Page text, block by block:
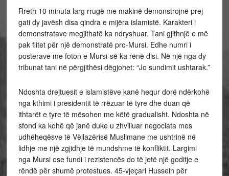
Rreth 10 minuta larg rrugë me makinë demonstrojnë prej
gati dy javësh disa qindra e mijëra islamistë. Karakteri i
demonstratave megjithatë ka ndryshuar. Tani gjithnjë e më
pak flitet për një demonstratë pro-Mursi. Edhe numri i
posterave me foton e Mursi-së ka rënë disi. Në një nga dy
tribunat tani në përgjithësi dëgjohet: “Jo sundimit ushtarak.”
Ndoshta drejtuesit e islamistëve kanë hequr dorë ndërkohë
nga kthimi i presidentit të rrëzuar të tyre dhe duan që
ithtarët e tyre të mësohen me këtë gradualisht. Ndoshta në
sfond ka kohë që janë duke u zhvilluar negociata mes
udhëheqësve të Vëllazërisë Muslimane me ushtrinë në
lidhje me një zgjidhje të mundshme të konfliktit. Largimi
nga Mursi ose fundi i rezistencës do të jetë një goditje e
rëndë për shumë protestues. 45-vjeçari Hussein për